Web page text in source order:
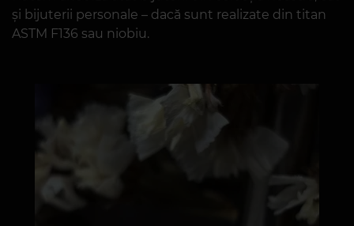
și bijuterii personale – dacă sunt realizate din titan
ASTM F136 sau niobiu.